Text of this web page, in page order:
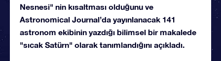
Nesnesi" nin kısaltması olduğunu ve
Astronomical Journal’da yayınlanacak 141
astronom ekibinin yazdığı bilimsel bir makalede
"sıcak Satürn" olarak tanımlandığını açıkladı.